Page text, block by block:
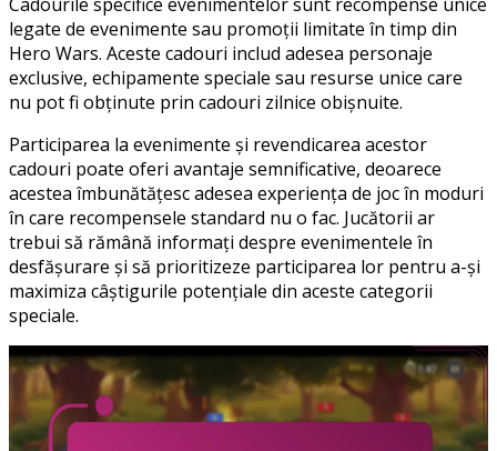
legate de evenimente sau promoții limitate în timp din
Hero Wars. Aceste cadouri includ adesea personaje
exclusive, echipamente speciale sau resurse unice care
nu pot fi obținute prin cadouri zilnice obișnuite.
Participarea la evenimente și revendicarea acestor
cadouri poate oferi avantaje semnificative, deoarece
acestea îmbunătățesc adesea experiența de joc în moduri
în care recompensele standard nu o fac. Jucătorii ar
trebui să rămână informați despre evenimentele în
desfășurare și să prioritizeze participarea lor pentru a-și
maximiza câștigurile potențiale din aceste categorii
speciale.